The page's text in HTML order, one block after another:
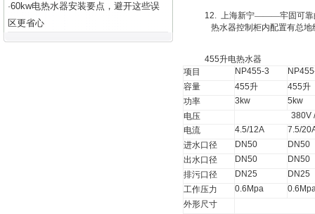
·60kw电热水器安装要点，避开这些误
区更省心
12. 上海新宁———牢固可靠
热水器控制柜内配置有总
455升电热水器
项目
NP455-3
容量
455升 455升
功率
3kw
5kw
电压
380V
电流
4.5/12A
7.5/
进水口径
DN50
DN50
出水口径
DN50
DN50
排污口径
DN25
DN25
工作压力
0.6Mpa
外形尺寸